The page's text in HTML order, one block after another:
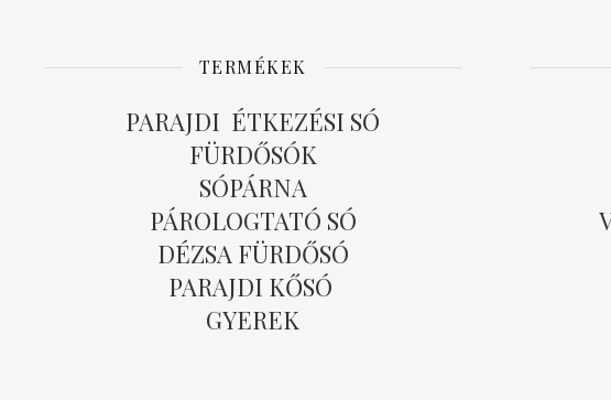
TERMÉKEK
PARAJDI ÉTKEZÉSI SÓ
FÜRDŐSÓK
SÓPÁRNA
PÁROLOGTATÓ SÓ
DÉZSA FÜRDŐSÓ
PARAJDI KŐSÓ
GYEREK